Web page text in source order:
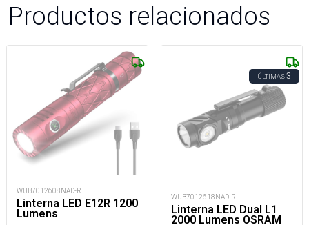
Productos relacionados
WUB7012608NAD-R
Linterna LED E12R 1200
Lumens
ÚLTIMAS3
WUB7012618NAD-R
Linterna LED Dual L1
2000 Lumens OSRAM